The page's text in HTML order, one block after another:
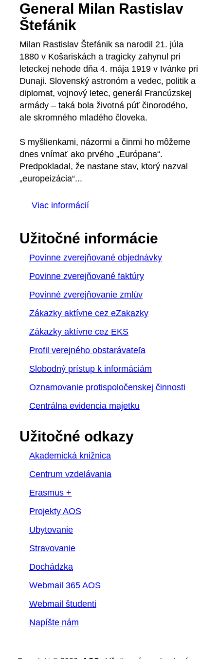
General Milan Rastislav
Štefánik
Milan Rastislav Štefánik sa narodil 21. júla
1880 v Košariskách a tragicky zahynul pri
leteckej nehode dňa 4. mája 1919 v Ivánke pri
Dunaji. Slovenský astronóm a vedec, politik a
diplomat, vojnový letec, generál Francúzskej
armády – taká bola životná púť činorodého,
ale skromného mladého človeka.
S myšlienkami, názormi a činmi ho môžeme
dnes vnímať ako prvého „Európana“.
Predpokladal, že nastane stav, ktorý nazval
„europeizácia“...
Viac informácií
Užitočné informácie
Povinne zverejňované objednávky
Povinne zverejňované faktúry
Povinné zverejňovanie zmlúv
Zákazky aktívne cez eZakazky
Zákazky aktívne cez EKS
Profil verejného obstarávateľa
Slobodný prístup k informáciám
Oznamovanie protispoločenskej činnosti
Centrálna evidencia majetku
Užitočné odkazy
Akademická knižnica
Centrum vzdelávania
Erasmus +
Projekty AOS
Ubytovanie
Stravovanie
Dochádzka
Webmail 365 AOS
Webmail študenti
Napíšte nám